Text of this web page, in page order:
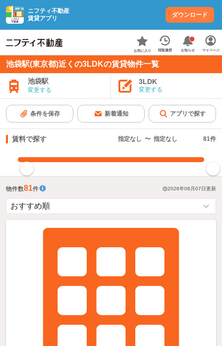
ニフティ不動産
賃貸アプリ
ダウンロード
お気に入り 閲覧履歴 お知らせ マイページ
池袋駅(東京都)近くの3LDKの賃貸物件一覧
池袋駅
変更する
3LDK
変更する
条件を保存 新着通知 アプリで探す
賃料で探す 指定なし 〜 指定なし 81件
物件数81件 2026年08月07日更新